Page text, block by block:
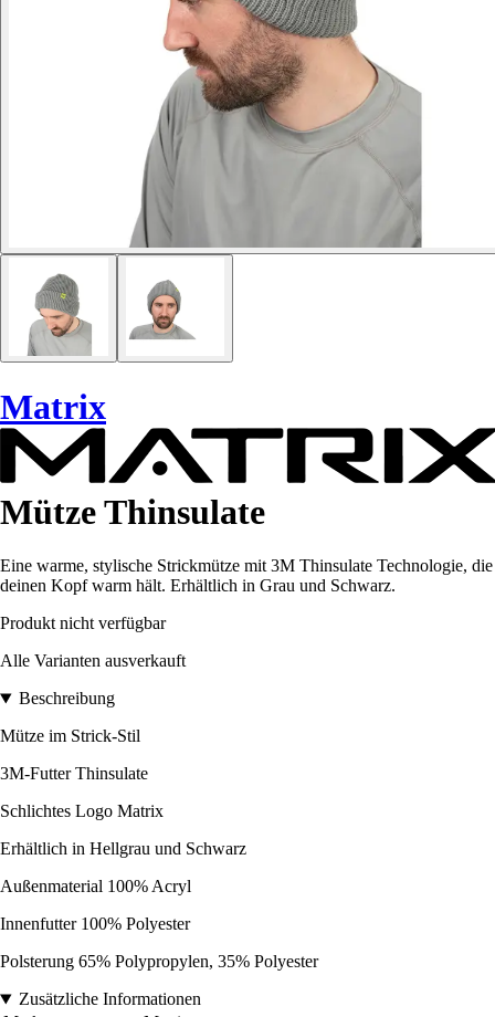
Matrix
Mütze Thinsulate
Eine warme, stylische Strickmütze mit 3M Thinsulate Technologie, die
deinen Kopf warm hält. Erhältlich in Grau und Schwarz.
Produkt nicht verfügbar
Alle Varianten ausverkauft
Beschreibung
Mütze im Strick-Stil
3M-Futter Thinsulate
Schlichtes Logo Matrix
Erhältlich in Hellgrau und Schwarz
Außenmaterial 100% Acryl
Innenfutter 100% Polyester
Polsterung 65% Polypropylen, 35% Polyester
Zusätzliche Informationen